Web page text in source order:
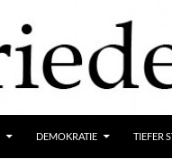
DEMOKRATIE TIEFER